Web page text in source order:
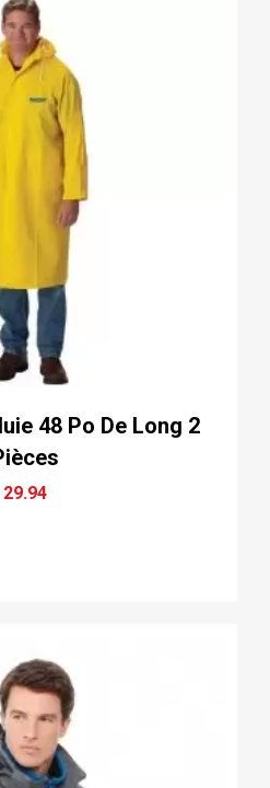
48 Po De Long 2
29.94